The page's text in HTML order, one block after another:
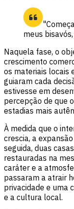
meus
Naquela fase, o
crescimento
os materiais locais
guiaram cada
estivesse em
percepção de que
estadias mais
À medida que o
crescia, a
seguida, duas
restauradas na
caráter e a
passaram a atrair
privacidade e uma
e a cultura local.